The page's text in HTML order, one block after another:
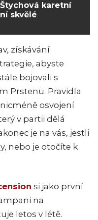
karetní
skvělé
získávání
abyste
bojovali s
Prstenu. Pravidla
osvojení
v partii dělá
je na vás, jestli
nebo je otočíte k
si jako první
na
letos v létě.